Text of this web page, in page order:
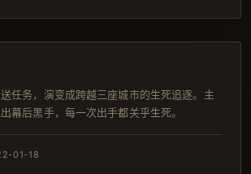
任务，演变成跨越三座城市的生死追逐。主
幕后黑手，每一次出手都关乎生死。
01-18